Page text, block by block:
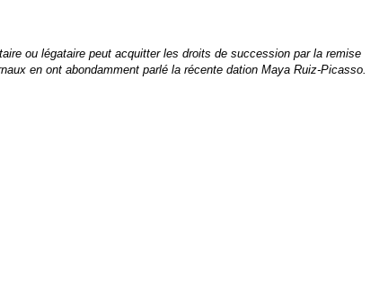
ou légataire peut acquitter les droits de succession par la remise
en ont abondamment parlé la récente dation Maya Ruiz-Picasso.